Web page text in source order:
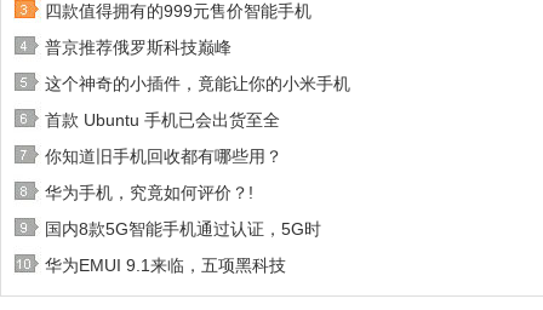
四款值得拥有的999元售价智能手机
普京推荐俄罗斯科技巅峰
这个神奇的小插件，竟能让你的小米手机
首款 Ubuntu 手机已会出货至全
你知道旧手机回收都有哪些用？
华为手机，究竟如何评价？!
国内8款5G智能手机通过认证，5G时
华为EMUI 9.1来临，五项黑科技